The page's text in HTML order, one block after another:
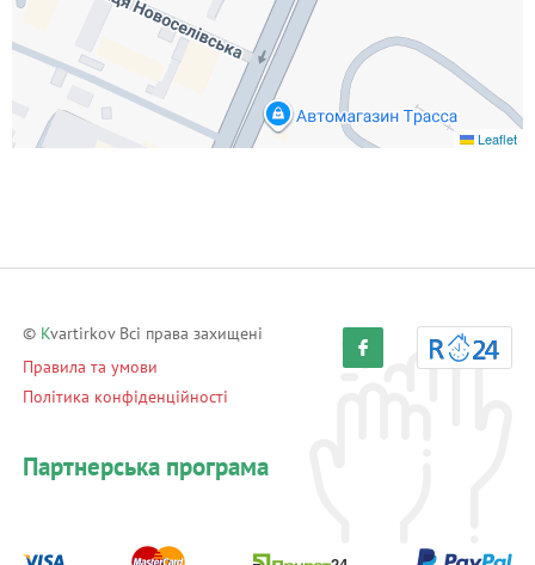
Leaflet
© Kvartirkov Всі права захищені
Правила та умови
Політика конфіденційності
Партнерська програма